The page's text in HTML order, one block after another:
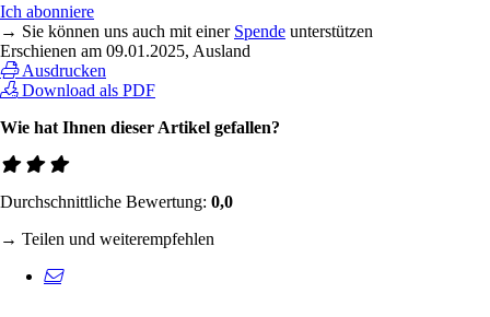
Ich abonniere
→ Sie können uns auch mit einer Spende unterstützen
Erschienen am 09.01.2025, Ausland
Ausdrucken
Download als PDF
Wie hat Ihnen dieser Artikel gefallen?
Durchschnittliche Bewertung: 0,0
→ Teilen und weiterempfehlen